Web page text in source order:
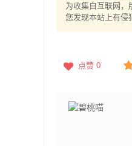
为收集自互联网，
您发现本站上有侵
点赞 0